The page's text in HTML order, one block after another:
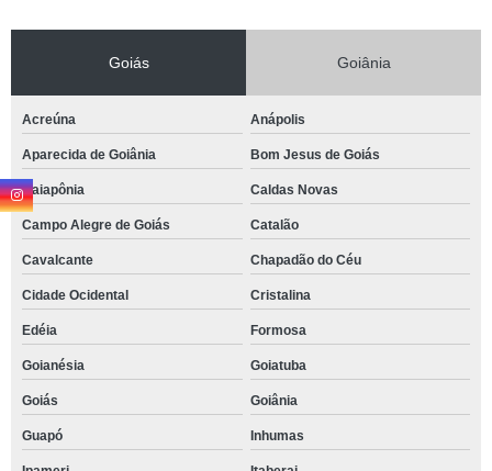
Goiás Goiânia
Acreúna Anápolis
Aparecida de Goiânia Bom Jesus de Goiás
Caiapônia Caldas Novas
Campo Alegre de Goiás Catalão
Cavalcante Chapadão do Céu
Cidade Ocidental Cristalina
Edéia Formosa
Goianésia Goiatuba
Goiás Goiânia
Guapó Inhumas